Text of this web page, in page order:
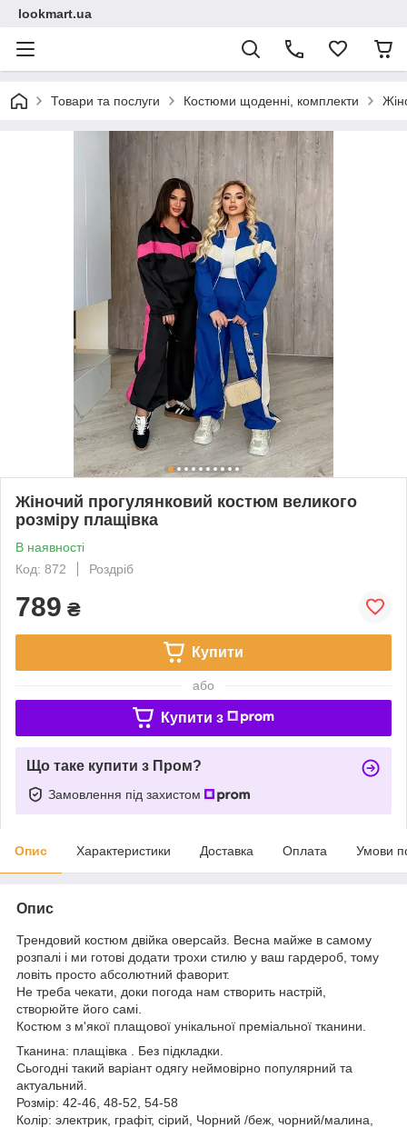
lookmart.ua
Товари та послуги Костюми щоденні, комплекти
Жіночий прогулянковий костюм великого
розміру плащівка
В наявності
Код: 872
Роздріб
789 ₴
Купити
або
Купити з
Що таке купити з Пром?
Замовлення під захистом
Опис Характеристики Доставка Оплата Умови
Опис
Трендовий костюм двійка оверсайз. Весна майже в самому
розпалі і ми готові додати трохи стилю у ваш гардероб, тому
ловіть просто абсолютний фаворит.
Не треба чекати, доки погода нам створить настрій,
створюйте його самі.
Костюм з м'якої плащової унікальної преміальної тканини.
Тканина: плащівка . Без підкладки.
Сьогодні такий варіант одягу неймовірно популярний та
актуальний.
Розмір: 42-46, 48-52, 54-58
Колір: электрик, графіт, сірий, Чорний /беж, чорний/малина,